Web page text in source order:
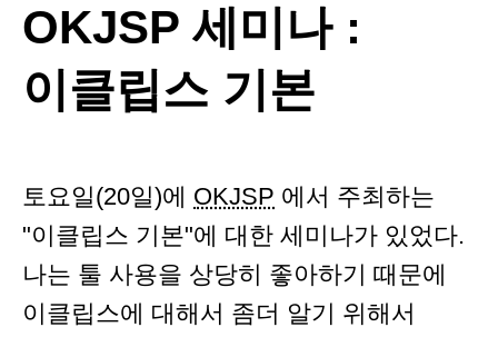
OKJSP 세미나 :
이클립스 기본
토요일(20일)에 OKJSP 에서 주최하는
"이클립스 기본"에 대한 세미나가 있었다.
나는 툴 사용을 상당히 좋아하기 때문에
이클립스에 대해서 좀더 알기 위해서